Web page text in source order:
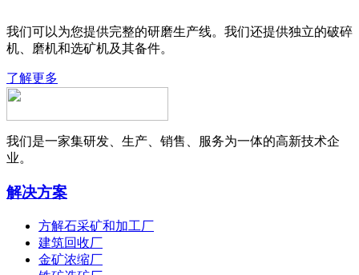
我们可以为您提供完整的研磨生产线。我们还提供独立的破碎
机、磨机和选矿机及其备件。
了解更多
我们是一家集研发、生产、销售、服务为一体的高新技术企
业。
解决方案
方解石采矿和加工厂
建筑回收厂
金矿浓缩厂